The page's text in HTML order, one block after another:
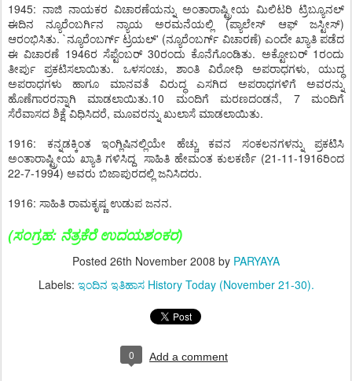
1945: ನಾಜಿ ನಾಯಕರ ವಿಚಾರಣೆಯನ್ನು ಅಂತಾರಾಷ್ಟ್ರೀಯ ಮಿಲಿಟರಿ ಟ್ರಿಬ್ಯೂನಲ್
ಈದಿನ ನ್ಯೂರೆಂಬರ್ಗಿನ ನ್ಯಾಯ ಅರಮನೆಯಲ್ಲಿ (ಪ್ಯಾಲೇಸ್ ಆಫ್ ಜಸ್ಟೀಸ್)
ಆರಂಭಿಸಿತು. `ನ್ಯೂರೆಂಬರ್ಗ್ ಟ್ರಯಲ್' (ನ್ಯೂರೆಂಬರ್ಗ್ ವಿಚಾರಣೆ) ಎಂದೇ ಖ್ಯಾತಿ ಪಡೆದ
ಈ ವಿಚಾರಣೆ 1946ರ ಸೆಪ್ಟೆಂಬರ್ 30ರಂದು ಕೊನೆಗೊಂಡಿತು. ಅಕ್ಟೋಬರ್ 1ರಂದು
ತೀರ್ಪು ಪ್ರಕಟಿಸಲಾಯಿತು. ಒಳಸಂಚು, ಶಾಂತಿ ವಿರೋಧಿ ಅಪರಾಧಗಳು, ಯುದ್ಧ
ಅಪರಾಧಗಳು ಹಾಗೂ ಮಾನವತೆ ವಿರುದ್ಧ ಎಸಗಿದ ಅಪರಾಧಗಳಿಗೆ ಅವರನ್ನು
ಹೊಣೆಗಾರರನ್ನಾಗಿ ಮಾಡಲಾಯಿತು.10 ಮಂದಿಗೆ ಮರಣದಂಡನೆ, 7 ಮಂದಿಗೆ
ಸೆರೆವಾಸದ ಶಿಕ್ಷೆ ವಿಧಿಸಿದರೆ, ಮೂವರನ್ನು ಖುಲಾಸೆ ಮಾಡಲಾಯಿತು.
1916: ಕನ್ನಡಕ್ಕಿಂತ ಇಂಗ್ಲಿಷಿನಲ್ಲಿಯೇ ಹೆಚ್ಚು ಕವನ ಸಂಕಲನಗಳನ್ನು ಪ್ರಕಟಿಸಿ
ಅಂತಾರಾಷ್ಟ್ರೀಯ ಖ್ಯಾತಿ ಗಳಿಸಿದ್ದ ಸಾಹಿತಿ ಹೇಮಂತ ಕುಲಕರ್ಣಿ (21-11-1916ರಿಂದ
22-7-1994) ಅವರು ಬಿಜಾಪುರದಲ್ಲಿ ಜನಿಸಿದರು.
1916: ಸಾಹಿತಿ ರಾಮಕೃಷ್ಣ ಉಡುಪ ಜನನ.
(ಸಂಗ್ರಹ: ನೆತ್ರಕೆರೆ ಉದಯಶಂಕರ)
Posted 26th November 2008 by PARYAYA
Labels: ಇಂದಿನ ಇತಿಹಾಸ History Today (November 21-30).
0 Add a comment